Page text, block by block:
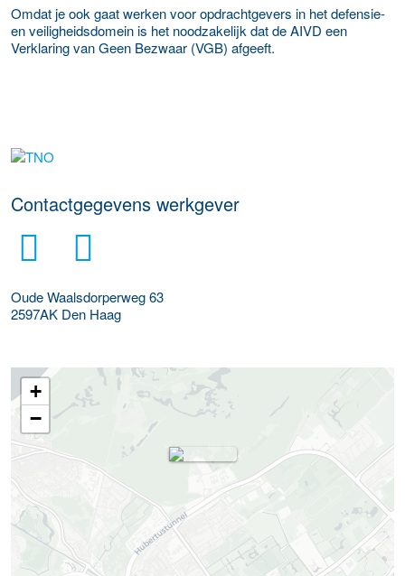
Omdat je ook gaat werken voor opdrachtgevers in het defensie-
en veiligheidsdomein is het noodzakelijk dat de AIVD een
Verklaring van Geen Bezwaar (VGB) afgeeft.
Meer werkgever details
Contactgegevens werkgever
Oude Waalsdorperweg 63
2597AK Den Haag
+
−